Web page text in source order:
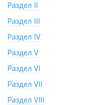
Раздел II
Раздел III
Раздел IV
Раздел V
Раздел VI
Раздел VII
Раздел VIII